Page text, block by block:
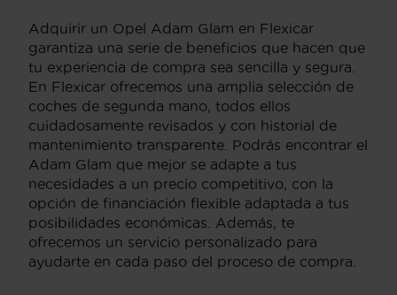
Adquirir un Opel Adam Glam en Flexicar
garantiza una serie de beneficios que hacen que
tu experiencia de compra sea sencilla y segura.
En Flexicar ofrecemos una amplia selección de
coches de segunda mano, todos ellos
cuidadosamente revisados y con historial de
mantenimiento transparente. Podrás encontrar el
Adam Glam que mejor se adapte a tus
necesidades a un precio competitivo, con la
opción de financiación flexible adaptada a tus
posibilidades económicas. Además, te
ofrecemos un servicio personalizado para
ayudarte en cada paso del proceso de compra.